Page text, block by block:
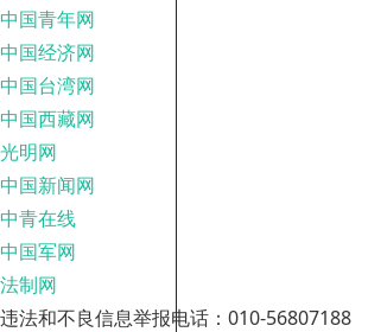
中国青年网
中国经济网
中国台湾网
中国西藏网
光明网
中国新闻网
中青在线
中国军网
法制网
违法和不良信息举报电话：010-56807188